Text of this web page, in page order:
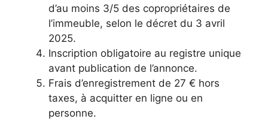
d’au moins 3/5 des copropriétaires de
l’immeuble, selon le décret du 3 avril
2025.
Inscription obligatoire au registre unique
avant publication de l’annonce.
Frais d’enregistrement de 27 € hors
taxes, à acquitter en ligne ou en
personne.